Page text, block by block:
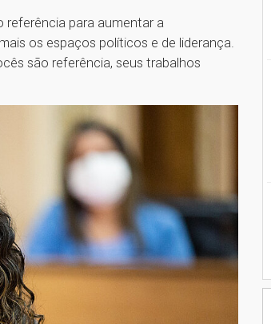
referência para aumentar a
os espaços políticos e de liderança.
são referência, seus trabalhos